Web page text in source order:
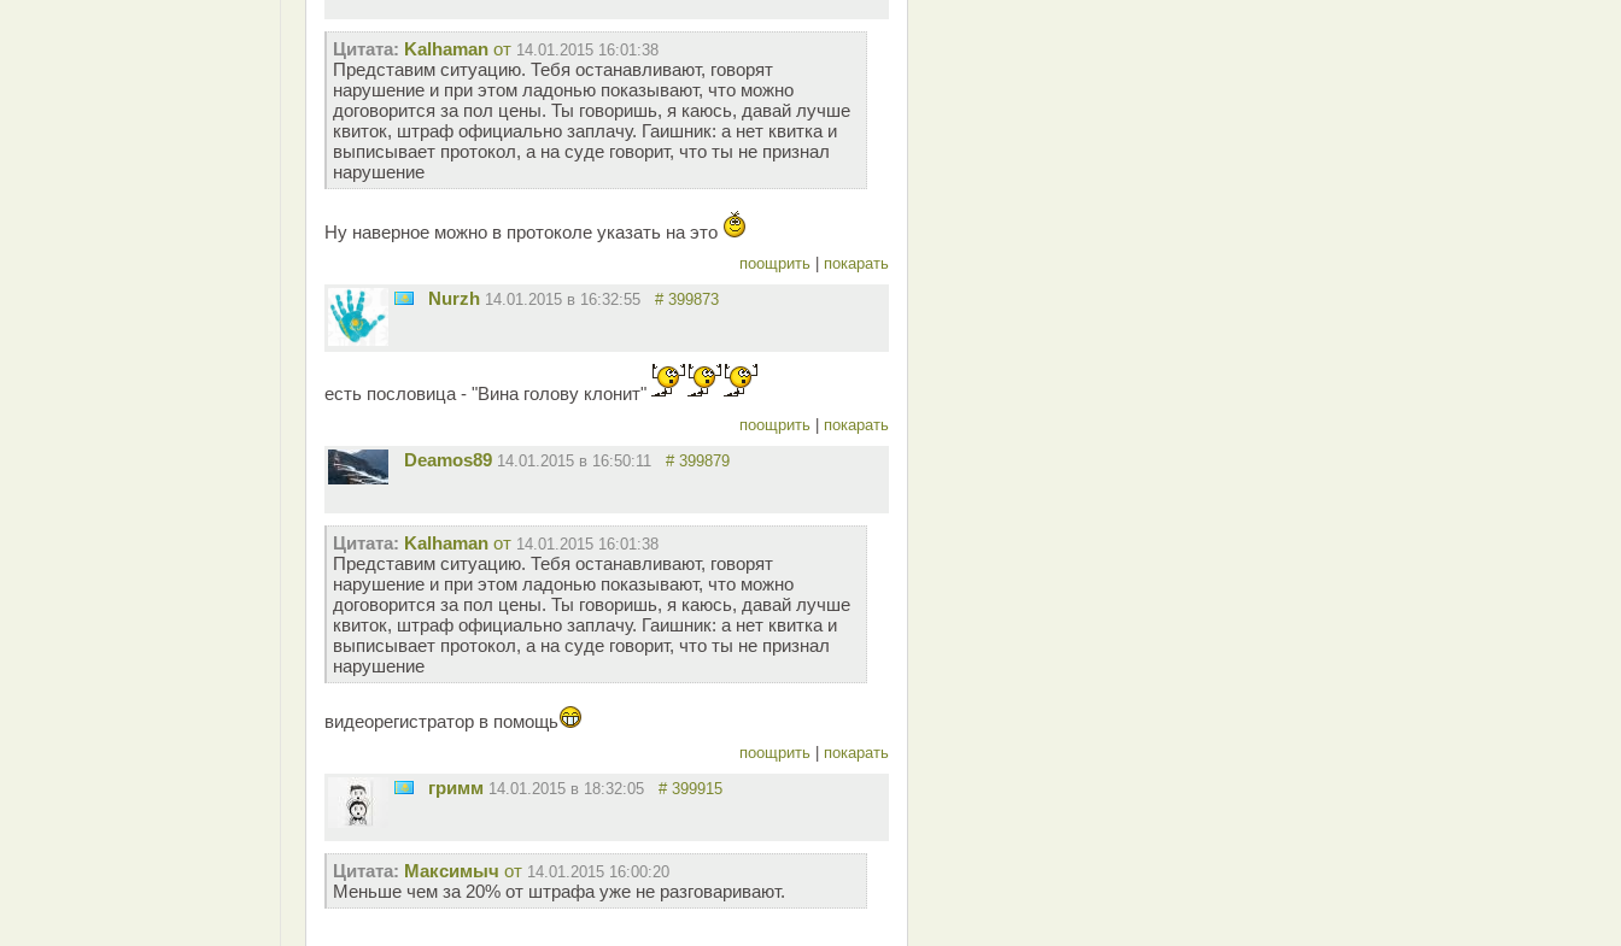
Цитата: Kalhaman от 14.01.2015 16:01:38
Представим ситуацию. Тебя останавливают, говорят
нарушение и при этом ладонью показывают, что можно
договорится за пол цены. Ты говоришь, я каюсь, давай лучше
квиток, штраф официально заплачу. Гаишник: а нет квитка и
выписывает протокол, а на суде говорит, что ты не признал
нарушение
Ну наверное можно в протоколе указать на это
поощрить покарать
Nurzh 14.01.2015 в 16:32:55 # 399873
есть пословица - "Вина голову клонит"
поощрить покарать
Deamos89 14.01.2015 в 16:50:11 # 399879
Цитата: Kalhaman от 14.01.2015 16:01:38
Представим ситуацию. Тебя останавливают, говорят
нарушение и при этом ладонью показывают, что можно
договорится за пол цены. Ты говоришь, я каюсь, давай лучше
квиток, штраф официально заплачу. Гаишник: а нет квитка и
выписывает протокол, а на суде говорит, что ты не признал
нарушение
видеорегистратор в помощь
поощрить покарать
гримм 14.01.2015 в 18:32:05 # 399915
Цитата: Максимыч от 14.01.2015 16:00:20
Меньше чем за 20% от штрафа уже не разговаривают.